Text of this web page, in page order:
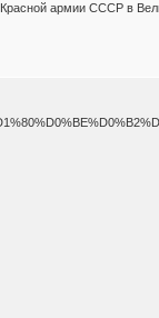
армии СССР в